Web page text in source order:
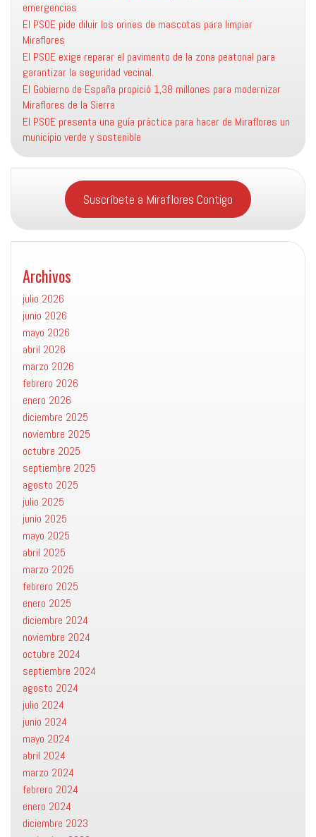
emergencias
El PSOE pide diluir los orines de mascotas para limpiar
Miraflores
El PSOE exige reparar el pavimento de la zona peatonal para
garantizar la seguridad vecinal.
El Gobierno de España propició 1,38 millones para modernizar
Miraflores de la Sierra
El PSOE presenta una guía práctica para hacer de Miraflores un
municipio verde y sostenible
Suscríbete a Miraflores Contigo
Archivos
julio 2026
junio 2026
mayo 2026
abril 2026
marzo 2026
febrero 2026
enero 2026
diciembre 2025
noviembre 2025
octubre 2025
septiembre 2025
agosto 2025
julio 2025
junio 2025
mayo 2025
abril 2025
marzo 2025
febrero 2025
enero 2025
diciembre 2024
noviembre 2024
octubre 2024
septiembre 2024
agosto 2024
julio 2024
junio 2024
mayo 2024
abril 2024
marzo 2024
febrero 2024
enero 2024
diciembre 2023